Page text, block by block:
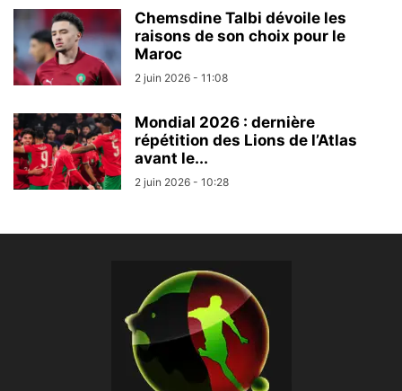
Chemsdine Talbi dévoile les
raisons de son choix pour le
Maroc
2 juin 2026 - 11:08
Mondial 2026 : dernière
répétition des Lions de l’Atlas
avant le...
2 juin 2026 - 10:28